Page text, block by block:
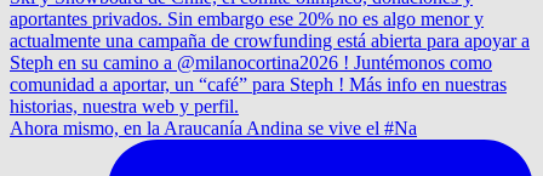
Ahora mismo, en la Araucanía Andina se vive el #Na